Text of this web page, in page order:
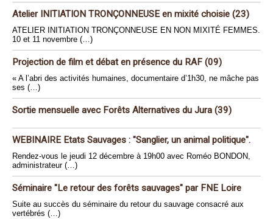
Atelier INITIATION TRONÇONNEUSE en mixité choisie (23)
ATELIER INITIATION TRONÇONNEUSE EN NON MIXITÉ FEMMES.
10 et 11 novembre (…)
Projection de film et débat en présence du RAF (09)
« A l’abri des activités humaines, documentaire d’1h30, ne mâche pas
ses (…)
Sortie mensuelle avec Forêts Alternatives du Jura (39)
WEBINAIRE Etats Sauvages : "Sanglier, un animal politique".
Rendez-vous le jeudi 12 décembre à 19h00 avec Roméo BONDON,
administrateur (…)
Séminaire "Le retour des forêts sauvages" par FNE Loire
Suite au succès du séminaire du retour du sauvage consacré aux
vertébrés (…)